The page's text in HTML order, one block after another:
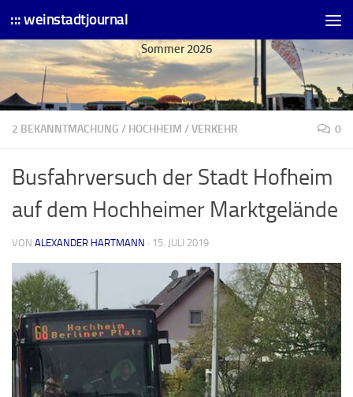
Skip to content
::: weinstadtjournal
Sommer 2026
2 BEKANNTMACHUNG / HOCHHEIM /VERKEHR 0
Busfahrversuch der Stadt Hofheim
auf dem Hochheimer Marktgelände
VON ALEXANDER HARTMANN · 15. JULI 2019